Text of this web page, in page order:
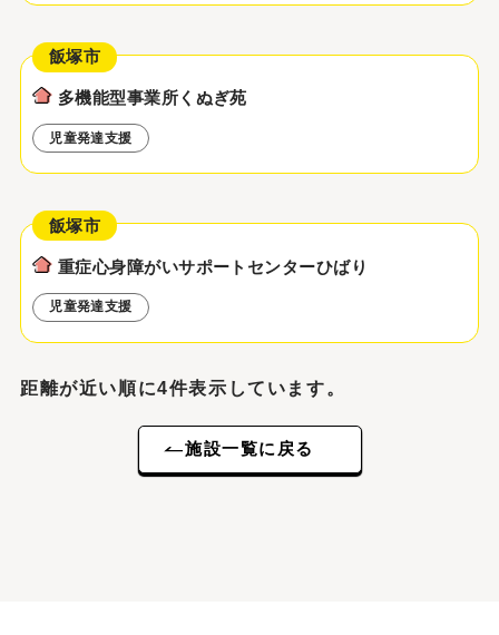
多機能型事業所くぬぎ苑
飯塚市
児童発達支援
重症心身障がいサポートセンターひばり
飯塚市
児童発達支援
距離が近い順に4件表示しています。
施設一覧に戻る